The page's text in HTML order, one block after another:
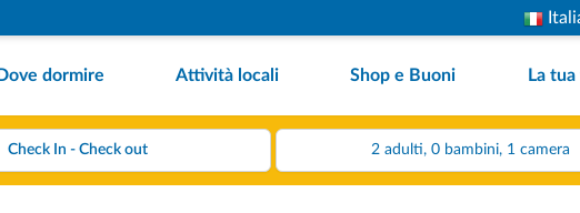
Dove dormire Attività locali Shop e Buoni La
2 adulti, 0 bambini, 1 camera